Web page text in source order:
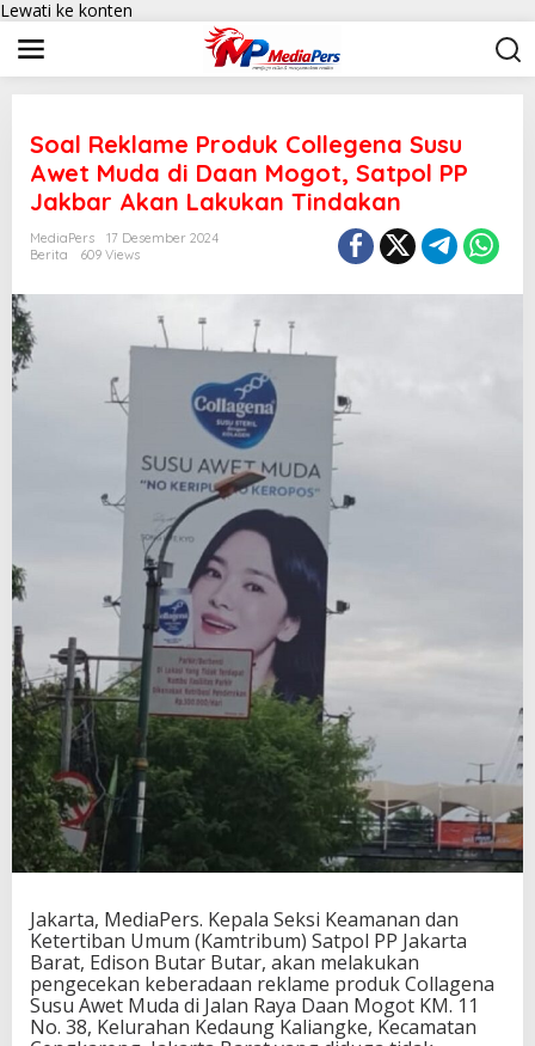
Lewati ke konten
Soal Reklame Produk Collegena Susu
Awet Muda di Daan Mogot, Satpol PP
Jakbar Akan Lakukan Tindakan
MediaPers
17 Desember 2024
Berita
609 Views
Jakarta, MediaPers. Kepala Seksi Keamanan dan
Ketertiban Umum (Kamtribum) Satpol PP Jakarta
Barat, Edison Butar Butar, akan melakukan
pengecekan keberadaan reklame produk Collagena
Susu Awet Muda di Jalan Raya Daan Mogot KM. 11
No. 38, Kelurahan Kedaung Kaliangke, Kecamatan